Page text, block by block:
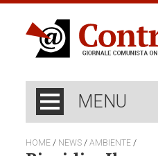
MENU
HOME / NEWS /AMBIENTE /